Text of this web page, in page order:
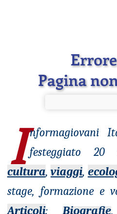
Pagina
I nformagiovani
festeggiato
cultura,viaggi,
stage, formazione e
Articoli: Biografie